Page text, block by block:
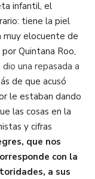
infantil, el
tiene la piel
muy elocuente de
Quintana Roo,
dio una repasada a
de que acusó
le estaban dando
las cosas en la
y cifras
que nos
con la
a sus